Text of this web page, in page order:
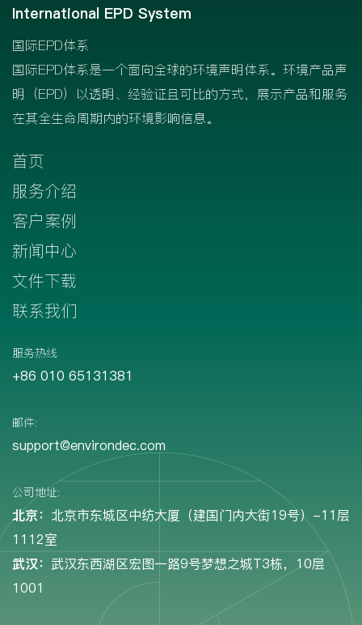
International EPD System
国际EPD体系
国际EPD体系是一个面向全球的环境声明体系。环境产品声
明（EPD）以透明、经验证且可比的方式，展示产品和服务
在其全生命周期内的环境影响信息。
首页
服务介绍
客户案例
新闻中心
文件下载
联系我们
服务热线
+86 010 65131381
邮件:
support@environdec.com
公司地址:
北京： 北京市东城区中纺大厦（建国门内大街19号）-11层
1112室
武汉： 武汉东西湖区宏图一路9号梦想之城T3栋，10层
1001